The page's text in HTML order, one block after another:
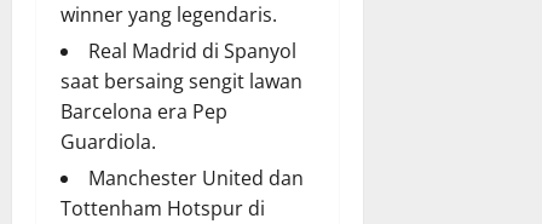
winner yang legendaris.
Real Madrid di Spanyol
saat bersaing sengit lawan
Barcelona era Pep
Guardiola.
Manchester United dan
Tottenham Hotspur di